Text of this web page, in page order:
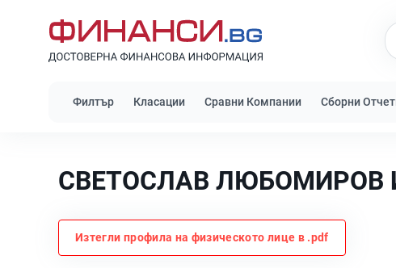
Филтър Класации Сравни Компании Сборни
СВЕТОСЛАВ ЛЮБОМИРОВ
Изтегли профила на физическото лице в .pdf